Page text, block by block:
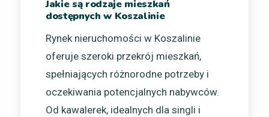
Jakie są rodzaje mieszkań
dostępnych w Koszalinie
Rynek nieruchomości w Koszalinie
oferuje szeroki przekrój mieszkań,
spełniających różnorodne potrzeby i
oczekiwania potencjalnych nabywców.
Od kawalerek, idealnych dla singli i